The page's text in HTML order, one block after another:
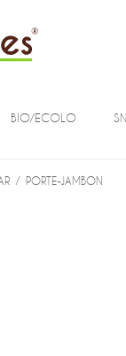
BIO/ECOLO
/ PORTE-JAMBON